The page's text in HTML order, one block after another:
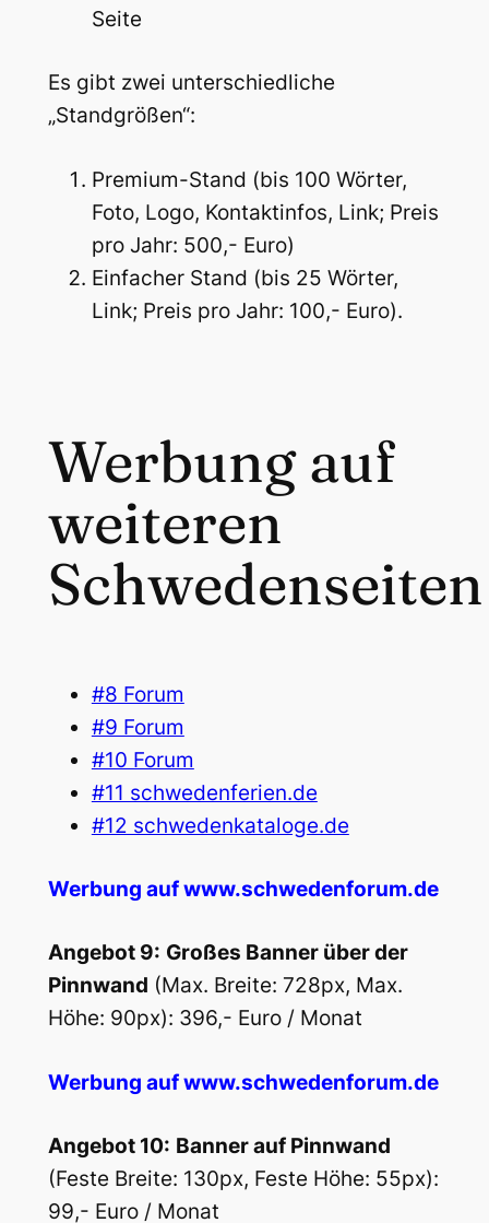
Seite
Es gibt zwei unterschiedliche
„Standgrößen“:
Premium-Stand (bis 100 Wörter,
Foto, Logo, Kontaktinfos, Link; Preis
pro Jahr: 500,- Euro)
Einfacher Stand (bis 25 Wörter,
Link; Preis pro Jahr: 100,- Euro).
Werbung auf
weiteren
Schwedenseiten
#8 Forum
#9 Forum
#10 Forum
#11 schwedenferien.de
#12 schwedenkataloge.de
Werbung auf www.schwedenforum.de
Angebot 9: Großes Banner über der
Pinnwand (Max. Breite: 728px, Max.
Höhe: 90px): 396,- Euro / Monat
Werbung auf www.schwedenforum.de
Angebot 10: Banner auf Pinnwand
(Feste Breite: 130px, Feste Höhe: 55px):
99,- Euro / Monat